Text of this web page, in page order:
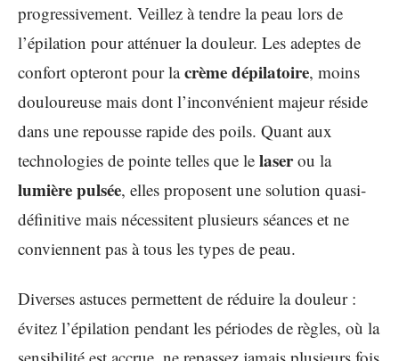
progressivement. Veillez à tendre la peau lors de
l’épilation pour atténuer la douleur. Les adeptes de
confort opteront pour lacrème dépilatoire, moins
douloureuse mais dont l’inconvénient majeur réside
dans une repousse rapide des poils. Quant aux
technologies de pointe telles que le laserou la
lumière pulsée, elles proposent une solution quasi-
définitive mais nécessitent plusieurs séances et ne
conviennent pas à tous les types de peau.
Diverses astuces permettent de réduire la douleur :
évitez l’épilation pendant les périodes de règles, où la
sensibilité est accrue, ne repassez jamais plusieurs fois